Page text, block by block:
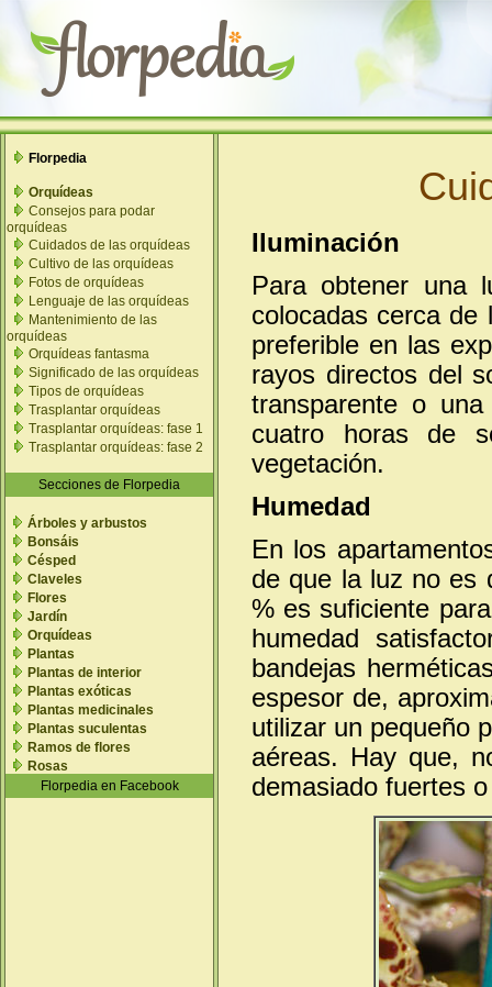
Florpedia
Orquídeas
Consejos para podar
orquídeas
Cuidados de las orquídeas
Cultivo de las orquídeas
Fotos de orquídeas
Lenguaje de las orquídeas
Mantenimiento de las
orquídeas
Orquídeas fantasma
Significado de las orquídeas
Tipos de orquídeas
Trasplantar orquídeas
Trasplantar orquídeas: fase 1
Trasplantar orquídeas: fase 2
Secciones de Florpedia
Árboles y arbustos
Bonsáis
Césped
Claveles
Flores
Jardín
Orquídeas
Plantas
Plantas de interior
Plantas exóticas
Plantas medicinales
Plantas suculentas
Ramos de flores
Rosas
Florpedia en Facebook
Iluminación
Para obtener una
colocadas cerca de
preferible en las
rayos directos del
transparente o
cuatro horas de
vegetación.
Humedad
En los
de que la luz no es
% es suficiente
humedad
bandejas
espesor de,
utilizar un pequeño
aéreas. Hay que,
demasiado fuertes